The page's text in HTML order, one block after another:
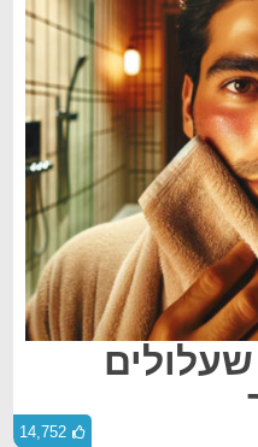
שעלולים
14,752